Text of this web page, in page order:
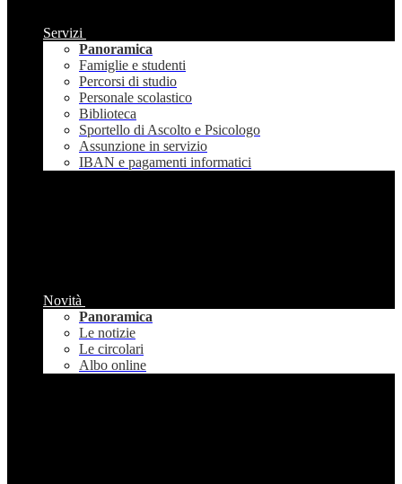
Servizi
Panoramica
Famiglie e studenti
Percorsi di studio
Personale scolastico
Biblioteca
Sportello di Ascolto e Psicologo
Assunzione in servizio
IBAN e pagamenti informatici
Novità
Panoramica
Le notizie
Le circolari
Albo online